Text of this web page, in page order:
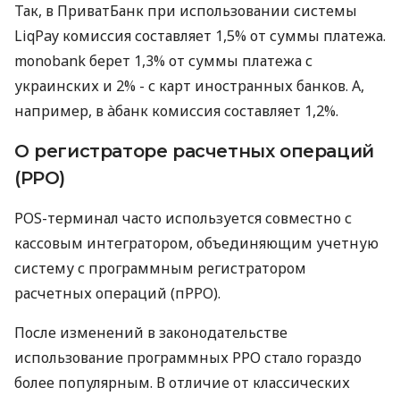
Так, в ПриватБанк при использовании системы
LiqPay комиссия составляет 1,5% от суммы платежа.
monobank берет 1,3% от суммы платежа с
украинских и 2% - с карт иностранных банков. А,
например, в àбанк комиссия составляет 1,2%.
О регистраторе расчетных операций
(РРО)
POS-терминал часто используется совместно с
кассовым интегратором, объединяющим учетную
систему с программным регистратором
расчетных операций (пРРО).
После изменений в законодательстве
использование программных РРО стало гораздо
более популярным. В отличие от классических